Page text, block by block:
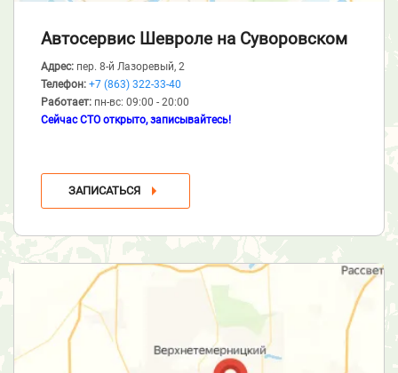
Автосервис Шевроле на Суворовском
Адрес: пер. 8-й Лазоревый, 2
Телефон: +7 (863) 322-33-40
Работает: пн-вс: 09:00 - 20:00
Сейчас СТО открыто, записывайтесь!
ЗАПИСАТЬСЯ